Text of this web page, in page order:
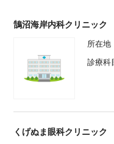
鵠沼海岸内科クリニック
所在地
診療科
くげぬま眼科クリニック